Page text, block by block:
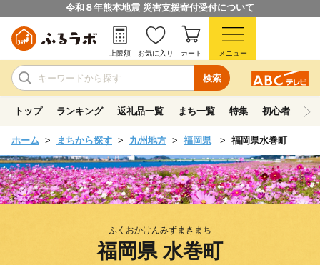
令和８年熊本地震 災害支援寄付受付について
検索
上限額 お気に入り カート メニュー
トップ ランキング 返礼品一覧 まち一覧 特集 初心者ガイド
ホーム まちから探す 九州地方 福岡県 福岡県水巻町
ふくおかけんみずまきまち
福岡県 水巻町